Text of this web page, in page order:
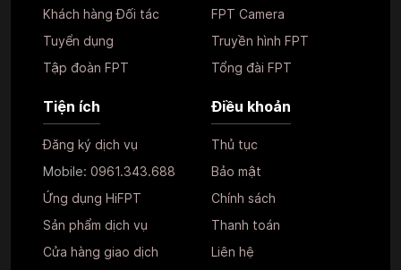
Khách hàng Đối tác
Tuyển dụng
Tập đoàn FPT
FPT Camera
Truyền hình FPT
Tổng đài FPT
Tiện ích
Đăng ký dịch vụ
Mobile: 0961.343.688
Ứng dụng HiFPT
Sản phẩm dịch vụ
Cửa hàng giao dịch
Điều khoản
Thủ tục
Bảo mật
Chính sách
Thanh toán
Liên hệ